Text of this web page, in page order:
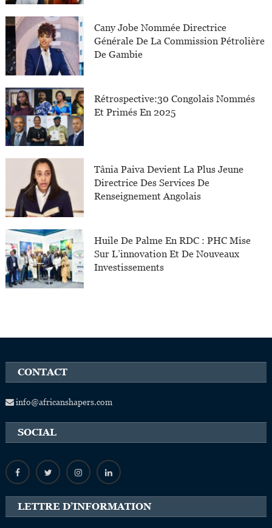
Cany Jobe Nommée Directrice
Générale De La Commission Pétrolière
De Gambie
Rétrospective:30 Congolais Nommés
Et Primés En 2025
Tânia Paiva Devient La Plus Jeune
Directrice Des Services De
Renseignement Angolais
Huile De Palme En RDC : PHC Mise
Sur L’innovation Et De Nouveaux
Investissements
CONTACT
info@africanshapers.com
SOCIAL
LETTRE D’INFORMATION